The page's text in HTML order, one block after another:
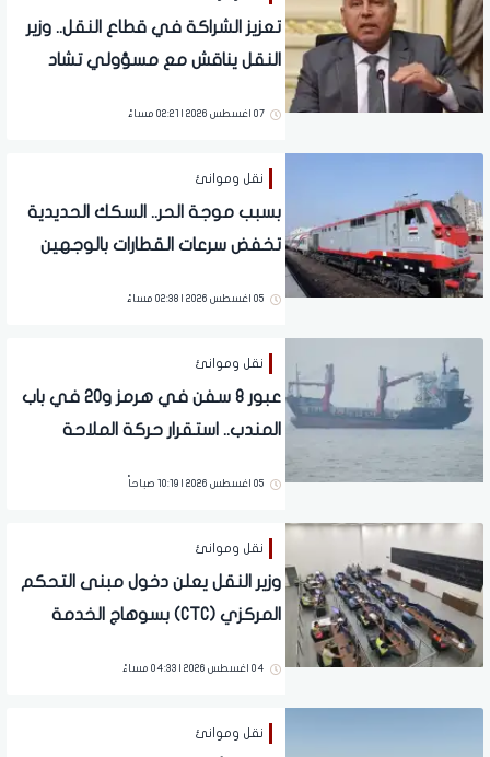
تعزيز الشراكة في قطاع النقل.. وزير
النقل يناقش مع مسؤولي تشاد
07 اغسطس 2026 | 02:21 مساءً
نقل وموانئ
بسبب موجة الحر.. السكك الحديدية
تخفض سرعات القطارات بالوجهين
05 اغسطس 2026 | 02:38 مساءً
نقل وموانئ
عبور 8 سفن في هرمز و20 في باب
المندب.. استقرار حركة الملاحة
05 اغسطس 2026 | 10:19 صباحاً
نقل وموانئ
وزير النقل يعلن دخول مبنى التحكم
المركزي (CTC) بسوهاج الخدمة
04 اغسطس 2026 | 04:33 مساءً
نقل وموانئ